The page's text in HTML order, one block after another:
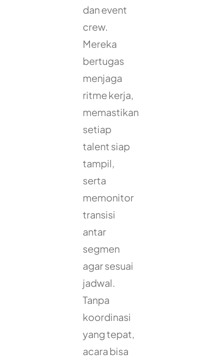
dan event
crew.
Mereka
bertugas
menjaga
ritme kerja,
memastikan
setiap
talent siap
tampil,
serta
memonitor
transisi
antar
segmen
agar sesuai
jadwal.
Tanpa
koordinasi
yang tepat,
acara bisa